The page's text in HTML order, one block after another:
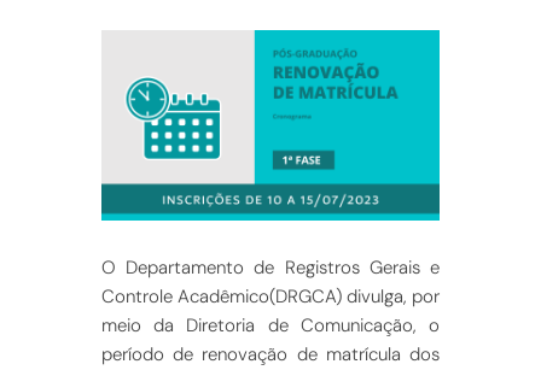
O Departamento de Registros Gerais e
Controle Acadêmico(DRGCA) divulga, por
meio da Diretoria de Comunicação, o
período de renovação de matrícula dos